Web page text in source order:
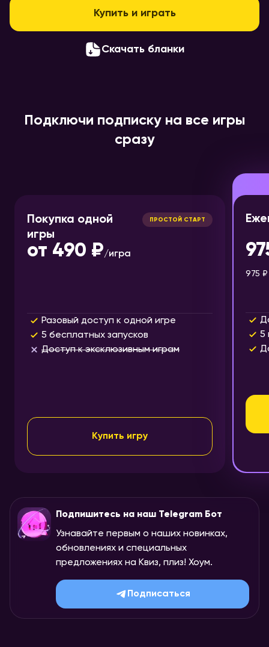
Купить и играть
Скачать бланки
Подключи подписку на все игры
сразу
Покупка одной
игры
ПРОСТОЙ СТАРТ
от 490 ₽/игра
Разовый доступ к одной игре
5 бесплатных запусков
Доступ к эксклюзивным играм
Купить игру
975 ₽
5
Подпишитесь на наш Telegram Бот
Узнавайте первым о наших новинках,
обновлениях и специальных
предложениях на Квиз, плиз! Хоум.
Подписаться